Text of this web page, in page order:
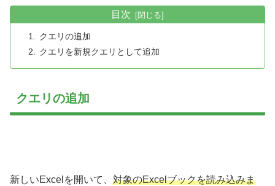
目次
クエリの追加
クエリを新規クエリとして追加
クエリの追加
新しいExcelを開いて、 対象のExcelブックを読み込みま